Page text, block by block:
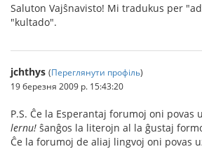
Saluton Vajŝnavisto! Mi tradukus per
"kultado".
jchthys (Переглянути профіль)
19 березня 2009 р. 15:43:20
P.S. Ĉe la Esperantaj forumoj oni povas
lernu! ŝanĝos la literojn al la ĝustaj
Ĉe la forumoj de aliaj lingvoj oni povas